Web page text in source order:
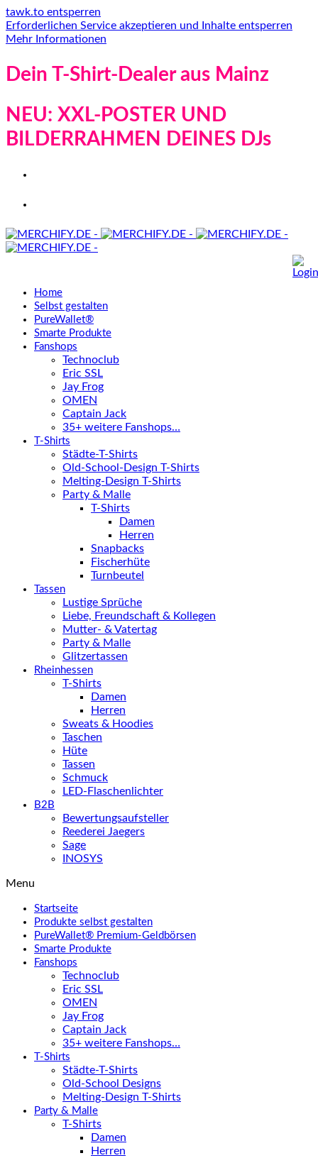
tawk.to entsperren
Erforderlichen Service akzeptieren und Inhalte entsperren
Mehr Informationen
Dein T-Shirt-Dealer aus Mainz
NEU: XXL-POSTER UND
BILDERRAHMEN DEINES DJs
Home
Selbst gestalten
PureWallet®
Smarte Produkte
Fanshops
Technoclub
Eric SSL
Jay Frog
OMEN
Captain Jack
35+ weitere Fanshops…
T-Shirts
Städte-T-Shirts
Old-School-Design T-Shirts
Melting-Design T-Shirts
Party & Malle
T-Shirts
Damen
Herren
Snapbacks
Fischerhüte
Turnbeutel
Tassen
Lustige Sprüche
Liebe, Freundschaft & Kollegen
Mutter- & Vatertag
Party & Malle
Glitzertassen
Rheinhessen
T-Shirts
Damen
Herren
Sweats & Hoodies
Taschen
Hüte
Tassen
Schmuck
LED-Flaschenlichter
B2B
Bewertungsaufsteller
Reederei Jaegers
Sage
INOSYS
Menu
Startseite
Produkte selbst gestalten
PureWallet® Premium-Geldbörsen
Smarte Produkte
Fanshops
Technoclub
Eric SSL
OMEN
Jay Frog
Captain Jack
35+ weitere Fanshops…
T-Shirts
Städte-T-Shirts
Old-School Designs
Melting-Design T-Shirts
Party & Malle
T-Shirts
Damen
Herren